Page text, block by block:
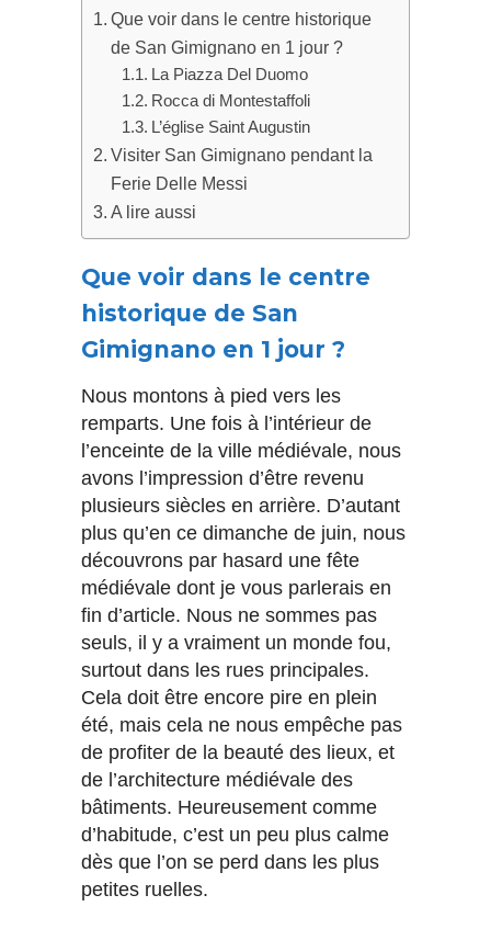
Que voir dans le centre historique
de San Gimignano en 1 jour ?
La Piazza Del Duomo
Rocca di Montestaffoli
L’église Saint Augustin
Visiter San Gimignano pendant la
Ferie Delle Messi
A lire aussi
Que voir dans le centre
historique de San
Gimignano en 1 jour ?
Nous montons à pied vers les
remparts. Une fois à l’intérieur de
l’enceinte de la ville médiévale, nous
avons l’impression d’être revenu
plusieurs siècles en arrière. D’autant
plus qu’en ce dimanche de juin, nous
découvrons par hasard une fête
médiévale dont je vous parlerais en
fin d’article. Nous ne sommes pas
seuls, il y a vraiment un monde fou,
surtout dans les rues principales.
Cela doit être encore pire en plein
été, mais cela ne nous empêche pas
de profiter de la beauté des lieux, et
de l’architecture médiévale des
bâtiments. Heureusement comme
d’habitude, c’est un peu plus calme
dès que l’on se perd dans les plus
petites ruelles.